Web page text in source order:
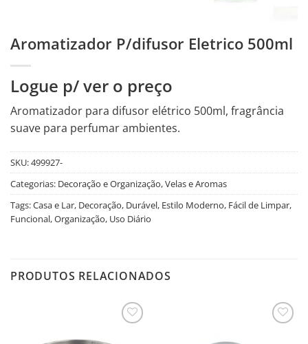
Aromatizador P/difusor Eletrico 500ml
Logue p/ ver o preço
Aromatizador para difusor elétrico 500ml, fragrância
suave para perfumar ambientes.
SKU:499927-
Categorias: Decoração e Organização,Velas e Aromas
Tags:Casa e Lar, Decoração, Durável, Estilo Moderno, Fácil de Limpar,
Funcional,Organização, Uso Diário
PRODUTOS RELACIONADOS